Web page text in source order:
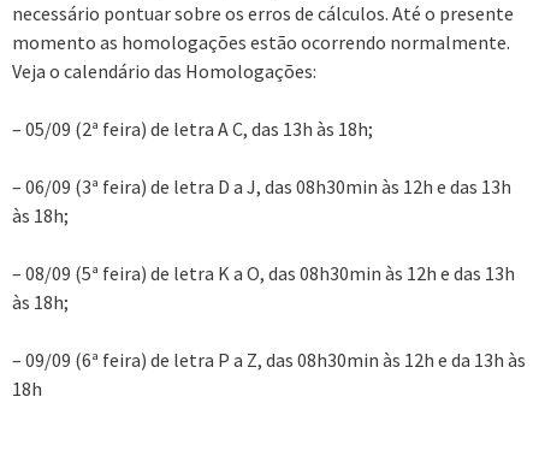
necessário pontuar sobre os erros de cálculos. Até o presente
momento as homologações estão ocorrendo normalmente.
Veja o calendário das Homologações:
– 05/09 (2ª feira) de letra A C, das 13h às 18h;
– 06/09 (3ª feira) de letra D a J, das 08h30min às 12h e das 13h
às 18h;
– 08/09 (5ª feira) de letra K a O, das 08h30min às 12h e das 13h
às 18h;
– 09/09 (6ª feira) de letra P a Z, das 08h30min às 12h e da 13h às
18h